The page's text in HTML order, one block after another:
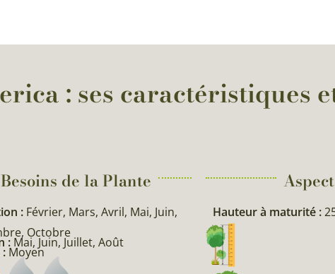
: ses caractéristiques
de la Plante​
: Février, Mars, Avril, Mai, Juin,
Octobre
: Mai, Juin, Juillet, Août
Moyen
Hauteur à maturité :